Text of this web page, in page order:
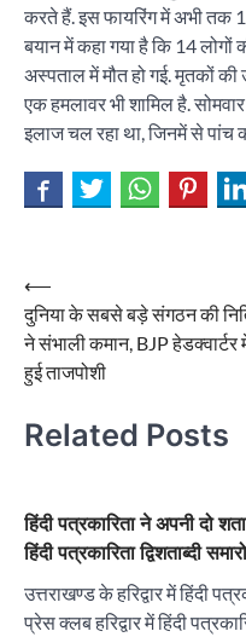
करते हैं. इस फायरिंग में अभी तक
बयान में कहा गया है कि 14 लोगों
अस्पताल में मौत हो गई. मृतकों
एक हमलावर भी शामिल है.
इलाज चल रहा था, जिनमें से पांच
Post
navigation
⟵
दुनिया के सबसे बड़े संगठन की
ने संभाली कमान, BJP हेडक्वार्टर
हुई ताजपोशी
Related Posts
हिंदी पत्रकारिता ने अपनी दो
हिंदी पत्रकारिता द्विशताब्दी
उत्तराखण्ड के हरिद्वार में हिंदी
प्रेस क्लब हरिद्वार में हिंदी